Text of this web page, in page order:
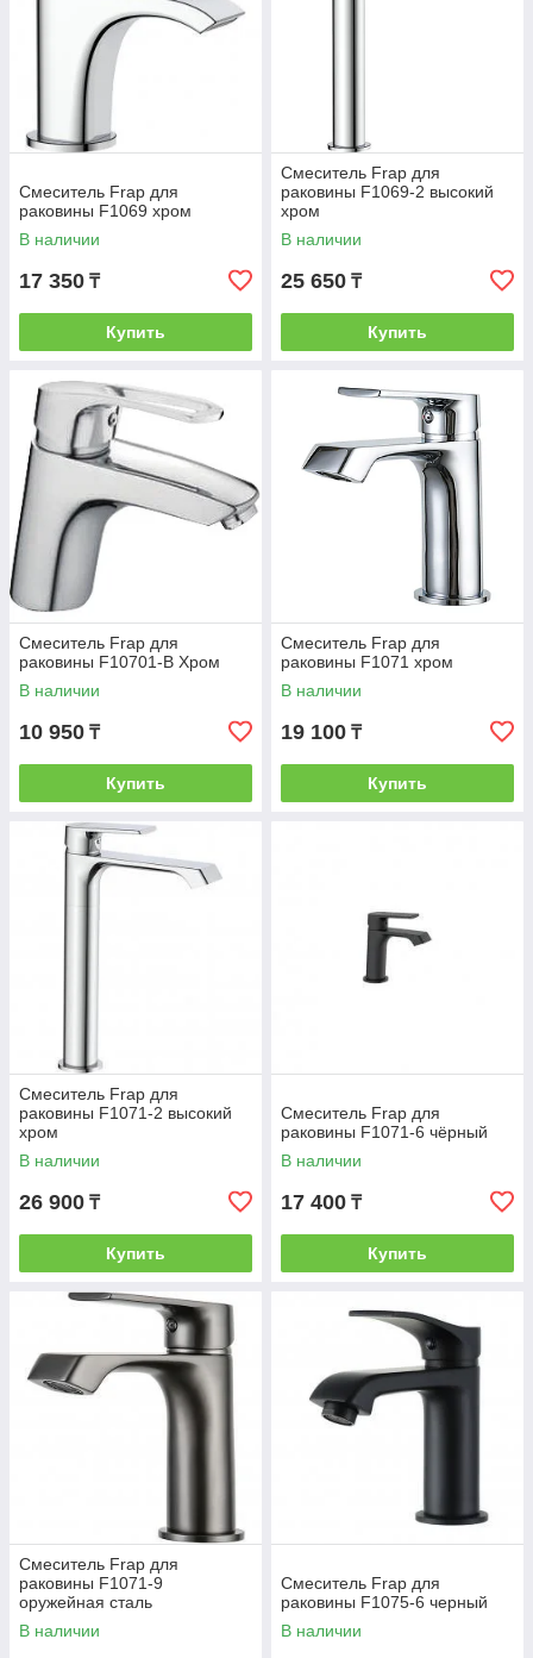
Смеситель Frap для
раковины F1069 хром
В наличии
17 350 ₸
Купить
Смеситель Frap для
раковины F1069-2 высокий
хром
В наличии
25 650 ₸
Купить
Смеситель Frap для
раковины F10701-В Хром
В наличии
10 950 ₸
Купить
Смеситель Frap для
раковины F1071 хром
В наличии
19 100 ₸
Купить
Смеситель Frap для
раковины F1071-2 высокий
хром
В наличии
26 900 ₸
Купить
Смеситель Frap для
раковины F1071-6 чёрный
В наличии
17 400 ₸
Купить
Смеситель Frap для
раковины F1071-9
оружейная сталь
В наличии
Смеситель Frap для
раковины F1075-6 черный
В наличии